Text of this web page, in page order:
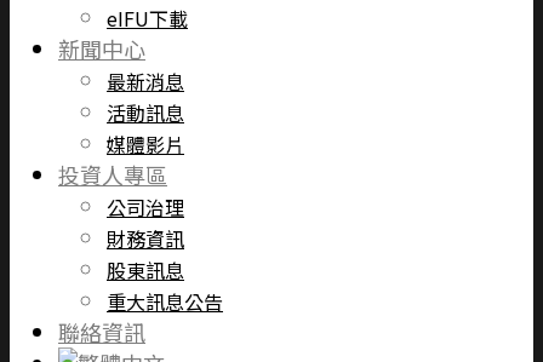
eIFU下載
新聞中心
最新消息
活動訊息
媒體影片
投資人專區
公司治理
財務資訊
股東訊息
重大訊息公告
聯絡資訊